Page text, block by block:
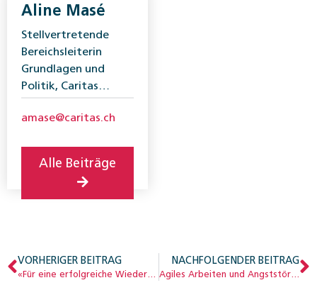
Aline Masé
Stellvertretende
Bereichsleiterin
Grundlagen und
Politik, Caritas
amase@caritas.ch
Alle Beiträge
VORHERIGER BEITRAG
«Für eine erfolgreiche Wiedereingliederung braucht es alle»
NACHFOLGENDER BEITRAG
Agiles Arbeiten und Angststörungen – Herausforderungen für die IV